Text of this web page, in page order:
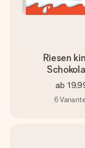
Riesen
ab
6